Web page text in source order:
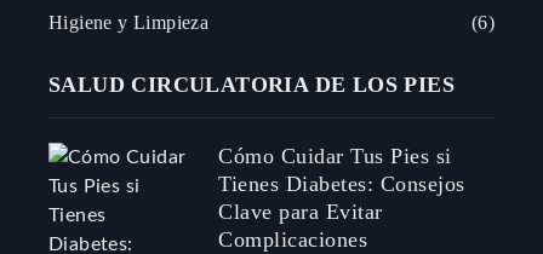
Higiene y Limpieza 6
SALUD CIRCULATORIA DE LOS PIES
Cómo Cuidar Tus Pies si
Tienes Diabetes: Consejos
Clave para Evitar
Complicaciones